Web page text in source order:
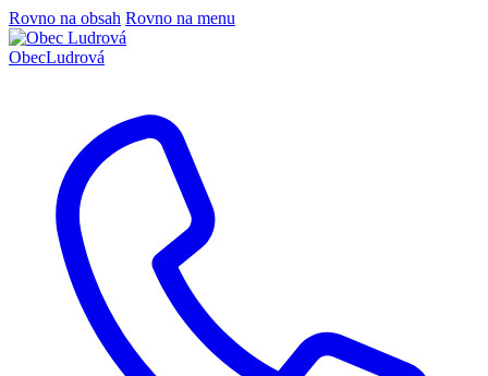
Rovno na obsah Rovno na menu
ObecLudrová